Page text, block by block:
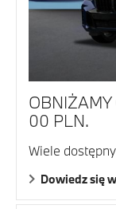
OBNIŻAMY
00 PLN.
Wiele
Dowiedz się